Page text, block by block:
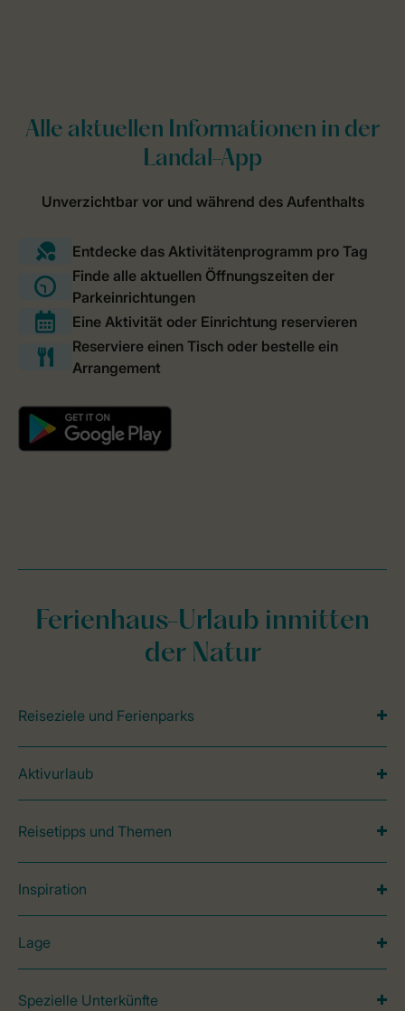
Ferienhaus-Urlaub inmitten
der Natur
Reiseziele und Ferienparks
Aktivurlaub
Reisetipps und Themen
Inspiration
Lage
Spezielle Unterkünfte